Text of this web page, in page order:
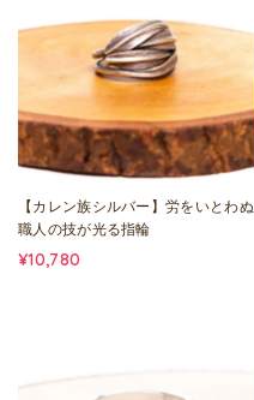
【カレン族シルバー】労をいとわぬ
職人の技が光る指輪
¥10,780